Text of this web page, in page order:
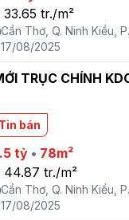
33.65 tr./m²
Cần Thơ, Q. Ninh Kiều,
17/08/2025
TRỤC CHÍNH
Tin bán
tỷ • 78m²
44.87 tr./m²
Cần Thơ, Q. Ninh Kiều,
17/08/2025